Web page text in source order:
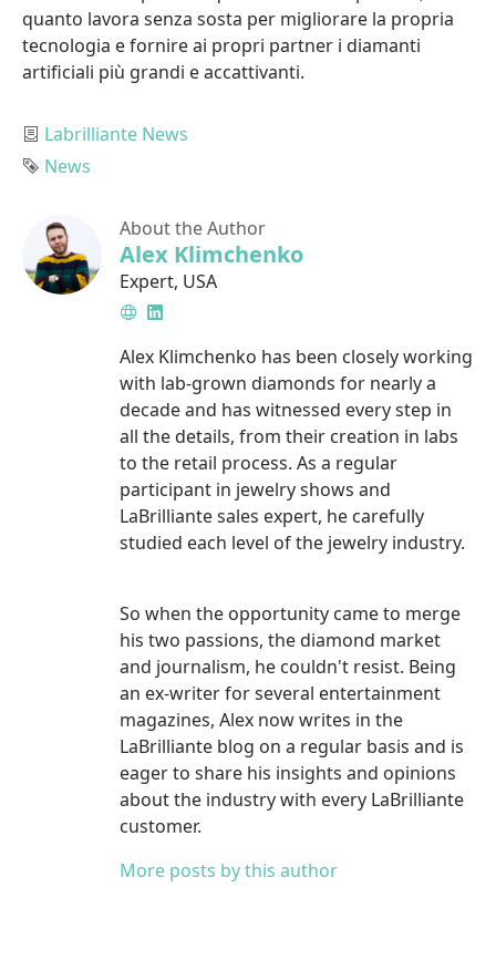
quanto lavora senza sosta per migliorare la propria
tecnologia e fornire ai propri partner i diamanti
artificiali più grandi e accattivanti.
Category
Labrilliante News
Tag
News
About the Author
Alex Klimchenko
Expert, USA
WebsiteLinkedIn
Alex Klimchenko has been closely working
with lab-grown diamonds for nearly a
decade and has witnessed every step in
all the details, from their creation in labs
to the retail process. As a regular
participant in jewelry shows and
LaBrilliante sales expert, he carefully
studied each level of the jewelry industry.
So when the opportunity came to merge
his two passions, the diamond market
and journalism, he couldn't resist. Being
an ex-writer for several entertainment
magazines, Alex now writes in the
LaBrilliante blog on a regular basis and is
eager to share his insights and opinions
about the industry with every LaBrilliante
customer.
More posts by this author